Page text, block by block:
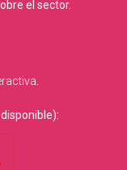
el sector.